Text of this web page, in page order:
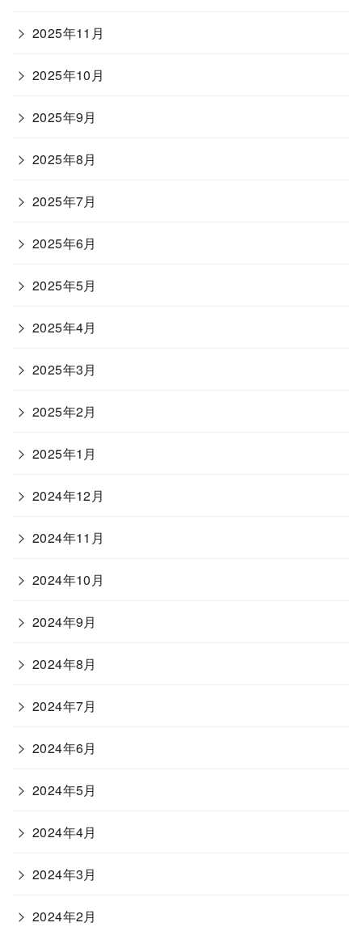
2025年11月
2025年10月
2025年9月
2025年8月
2025年7月
2025年6月
2025年5月
2025年4月
2025年3月
2025年2月
2025年1月
2024年12月
2024年11月
2024年10月
2024年9月
2024年8月
2024年7月
2024年6月
2024年5月
2024年4月
2024年3月
2024年2月